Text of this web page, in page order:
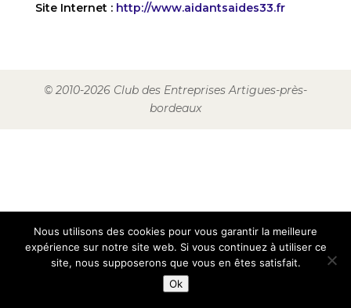
Site Internet : http://www.aidantsaides33.fr
© 2010-2026 Club des Entreprises Artigues-près-
bordeaux
Nous utilisons des cookies pour vous garantir la meilleure
expérience sur notre site web. Si vous continuez à utiliser ce
site, nous supposerons que vous en êtes satisfait.
Ok